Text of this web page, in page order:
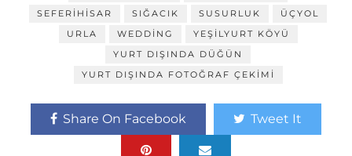
SEFERIHISAR
SIĞACIK SUSURLUK
ÜÇYOL
URLA
WEDDING
YEŞILYURT KÖYÜ
YURT DIŞINDA DÜĞÜN
YURT DIŞINDA FOTOĞRAF ÇEKIMI
Share On Facebook Tweet It